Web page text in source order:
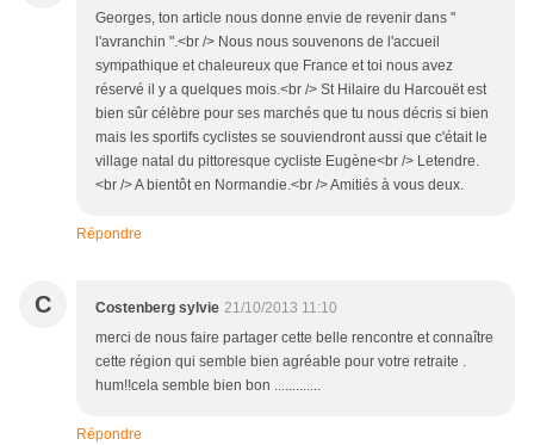
Georges, ton article nous donne envie de revenir dans "
l'avranchin ".<br /> Nous nous souvenons de l'accueil
sympathique et chaleureux que France et toi nous avez
réservé il y a quelques mois.<br /> St Hilaire du Harcouët est
bien sûr célèbre pour ses marchés que tu nous décris si bien
mais les sportifs cyclistes se souviendront aussi que c'était le
village natal du pittoresque cycliste Eugène<br /> Letendre.
<br /> A bientôt en Normandie.<br /> Amitiés à vous deux.
Répondre
C Costenberg sylvie 21/10/2013 11:10
merci de nous faire partager cette belle rencontre et connaître
cette région qui semble bien agréable pour votre retraite .
hum!!cela semble bien bon .............
Répondre